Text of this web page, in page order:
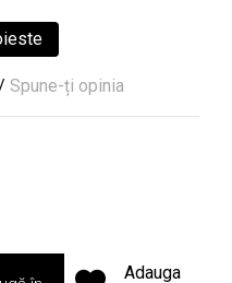
/ Spune-ți opinia
Adauga